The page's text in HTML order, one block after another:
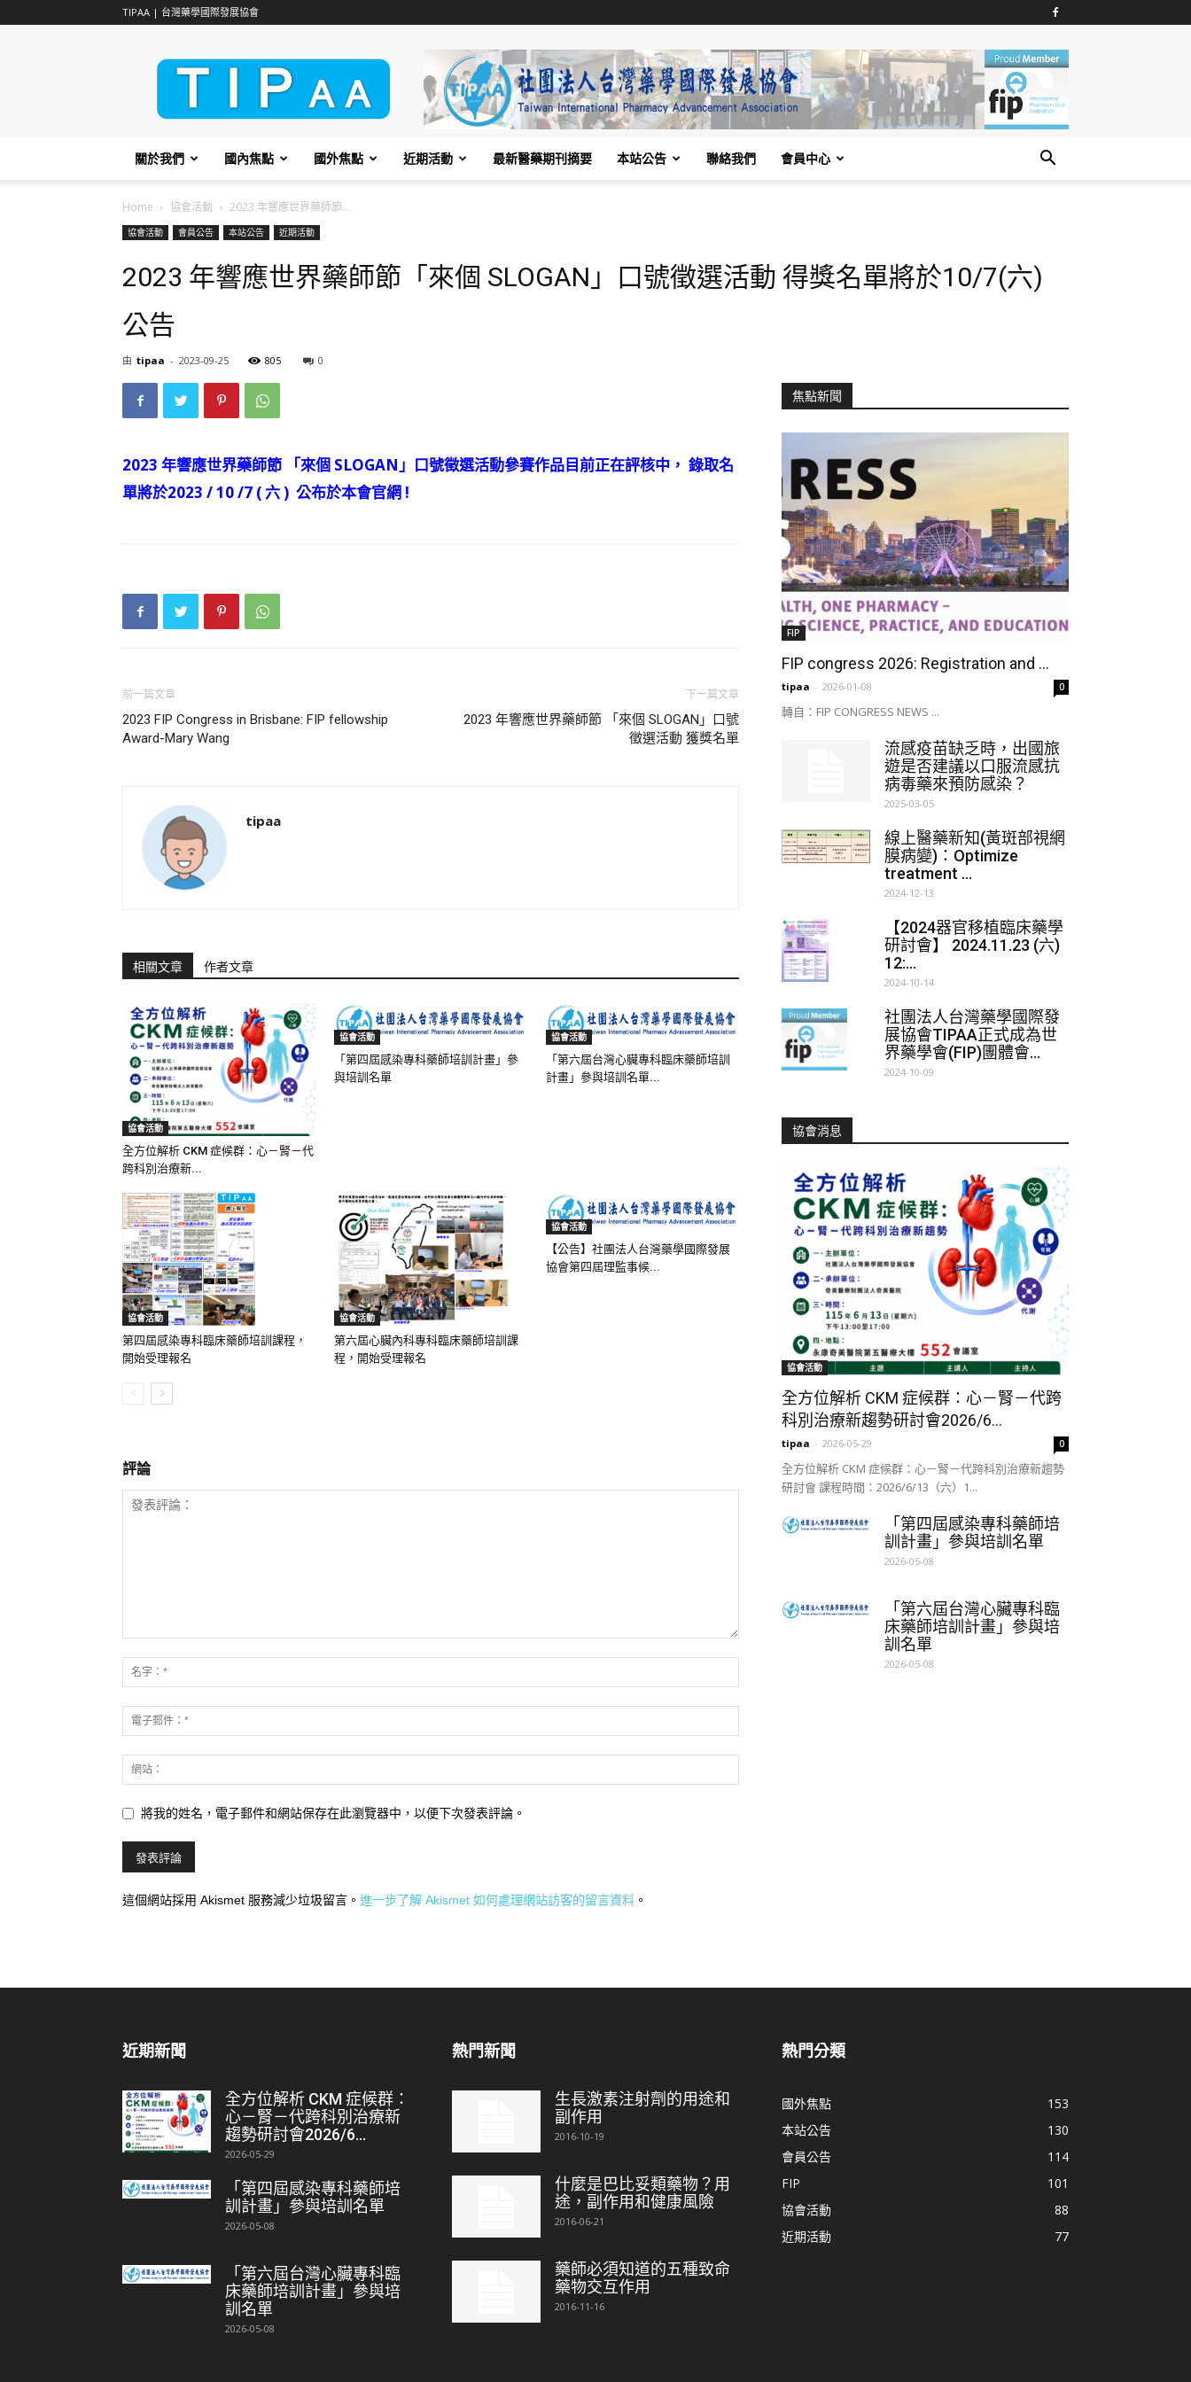
TIPAA | 台灣藥學國際發展協會
TIPAA
關於我們 國內焦點 國外焦點 近期活動 最新醫藥期刊摘要 本站公告 聯絡我們 會員中心
Home 協會活動 2023 年響應世界藥師節...
協會活動 會員公告 本站公告 近期活動
2023 年響應世界藥師節「來個 SLOGAN」口號徵選活動 得獎名單將於10/7(六)
公告
由 tipaa - 2023-09-25 805 0
2023 年響應世界藥師節 「來個 SLOGAN」口號徵選活動參賽作品目前正在評核中， 錄取名
單將於2023 / 10 /7 ( 六 ) 公布於本會官網 !
前一篇文章
2023 FIP Congress in Brisbane: FIP fellowship
Award-Mary Wang
下一篇文章
2023 年響應世界藥師節 「來個 SLOGAN」口號
徵選活動 獲獎名單
tipaa
相關文章 作者文章
協會活動
全方位解析 CKM 症候群：心－腎－代
跨科別治療新...
協會活動
「第四屆感染專科藥師培訓計畫」參
與培訓名單
協會活動
「第六屆台灣心臟專科臨床藥師培訓
計畫」參與培訓名單...
協會活動
第四屆感染專科臨床藥師培訓課程，
開始受理報名
協會活動
第六屆心臟內科專科臨床藥師培訓課
程，開始受理報名
協會活動
【公告】社團法人台灣藥學國際發展
協會第四屆理監事候...
評論
將我的姓名，電子郵件和網站保存在此瀏覽器中，以便下次發表評論。
這個網站採用 Akismet 服務減少垃圾留言。 進一步了解 Akismet 如何處理網站訪客的留言資料 。
焦點新聞
FIP
FIP congress 2026: Registration and ...
tipaa - 2026-01-08 0
轉自：FIP CONGRESS NEWS ...
流感疫苗缺乏時，出國旅
遊是否建議以口服流感抗
病毒藥來預防感染？
2025-03-05
線上醫藥新知(黃斑部視網
膜病變)：Optimize
treatment ...
2024-12-13
【2024器官移植臨床藥學
研討會】 2024.11.23 (六)
12:...
2024-10-14
社團法人台灣藥學國際發
展協會TIPAA正式成為世
界藥學會(FIP)團體會...
2024-10-09
協會消息
協會活動
全方位解析 CKM 症候群：心－腎－代跨
科別治療新趨勢研討會2026/6...
tipaa - 2026-05-29 0
全方位解析 CKM 症候群：心－腎－代跨科別治療新趨勢
研討會 課程時間：2026/6/13（六）1...
「第四屆感染專科藥師培
訓計畫」參與培訓名單
2026-05-08
「第六屆台灣心臟專科臨
床藥師培訓計畫」參與培
訓名單
2026-05-08
近期新聞
全方位解析 CKM 症候群：
心－腎－代跨科別治療新
趨勢研討會2026/6...
2026-05-29
「第四屆感染專科藥師培
訓計畫」參與培訓名單
2026-05-08
「第六屆台灣心臟專科臨
床藥師培訓計畫」參與培
訓名單
2026-05-08
熱門新聞
生長激素注射劑的用途和
副作用
2016-10-19
什麼是巴比妥類藥物？用
途，副作用和健康風險
2016-06-21
藥師必須知道的五種致命
藥物交互作用
2016-11-16
熱門分類
國外焦點
153
本站公告
130
會員公告
114
FIP
101
協會活動
88
近期活動
77